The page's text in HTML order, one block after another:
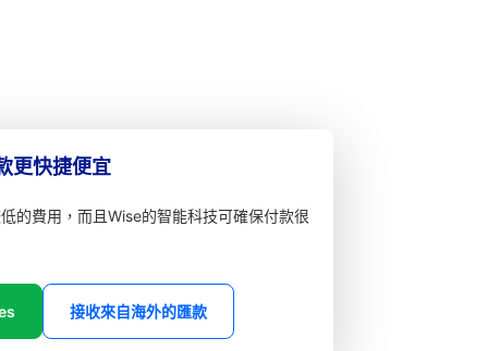
更快捷便宜
的費用，而且Wise的智能科技可確保付款很
接收來自海外的匯款